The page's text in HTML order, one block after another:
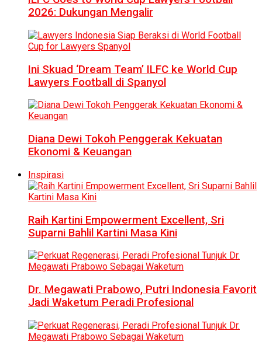
2026: Dukungan Mengalir
Ini Skuad ‘Dream Team’ ILFC ke World Cup
Lawyers Football di Spanyol
Diana Dewi Tokoh Penggerak Kekuatan
Ekonomi & Keuangan
Inspirasi
Raih Kartini Empowerment Excellent, Sri
Suparni Bahlil Kartini Masa Kini
Dr. Megawati Prabowo, Putri Indonesia Favorit
Jadi Waketum Peradi Profesional